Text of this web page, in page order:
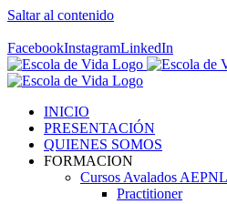
Saltar al contenido
FacebookInstagramLinkedIn
INICIO
PRESENTACIÓN
QUIENES SOMOS
FORMACION
Cursos Avalados AEPNL
Practitioner